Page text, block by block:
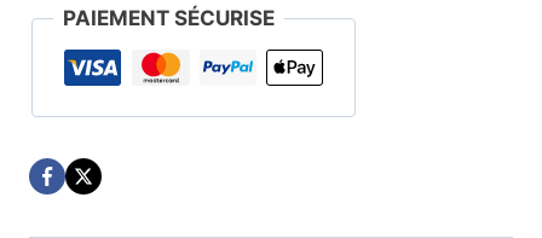
197 PAIEMENT SÉCURISE